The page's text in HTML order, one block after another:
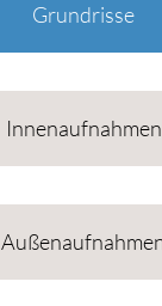
Grundrisse
Innenaufnahmen